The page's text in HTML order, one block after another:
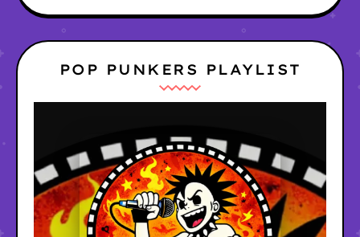
POP PUNKERS PLAYLIST